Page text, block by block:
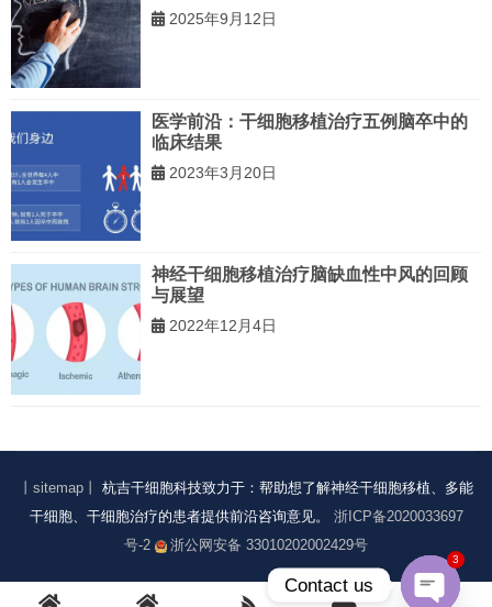
2025年9月12日
医学前沿：干细胞移植治疗五例脑卒中的
临床结果
2023年3月20日
神经干细胞移植治疗脑缺血性中风的回顾
与展望
2022年12月4日
丨sitemap丨
杭吉干细胞科技致力于：帮助想了解神经干细胞移植、多能
干细胞、干细胞治疗的患者提供前沿咨询意见。 浙ICP备2020033697
号-2
浙公网安备 33010202002429号
Contact us
3